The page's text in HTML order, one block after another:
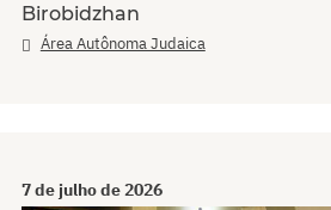
Birobidzhan
Área Autônoma Judaica
7 de julho de 2026